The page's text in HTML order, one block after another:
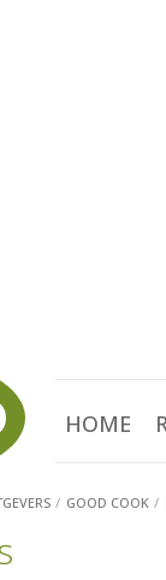
HOME
GOOD COOK